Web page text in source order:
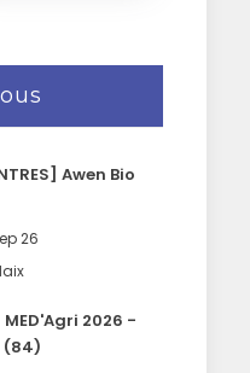
Awen Bio
26
MED'Agri 2026 -
(84)